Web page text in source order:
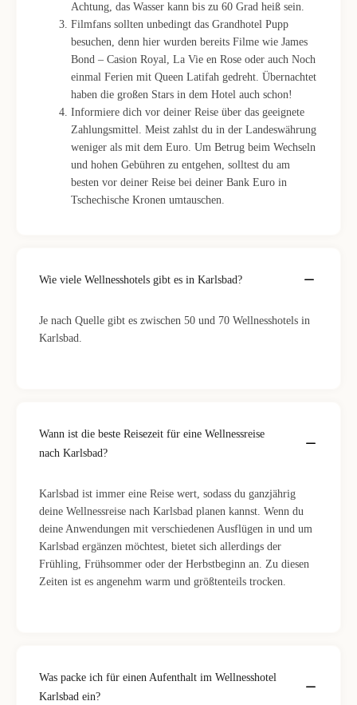
Achtung, das Wasser kann bis zu 60 Grad heiß sein.
Filmfans sollten unbedingt das Grandhotel Pupp
besuchen, denn hier wurden bereits Filme wie James
Bond – Casion Royal, La Vie en Rose oder auch Noch
einmal Ferien mit Queen Latifah gedreht. Übernachtet
haben die großen Stars in dem Hotel auch schon!
Informiere dich vor deiner Reise über das geeignete
Zahlungsmittel. Meist zahlst du in der Landeswährung
weniger als mit dem Euro. Um Betrug beim Wechseln
und hohen Gebühren zu entgehen, solltest du am
besten vor deiner Reise bei deiner Bank Euro in
Tschechische Kronen umtauschen.
Wie viele Wellnesshotels gibt es in Karlsbad?
Je nach Quelle gibt es zwischen 50 und 70 Wellnesshotels in
Karlsbad.
Wann ist die beste Reisezeit für eine Wellnessreise
nach Karlsbad?
Karlsbad ist immer eine Reise wert, sodass du ganzjährig
deine Wellnessreise nach Karlsbad planen kannst. Wenn du
deine Anwendungen mit verschiedenen Ausflügen in und um
Karlsbad ergänzen möchtest, bietet sich allerdings der
Frühling, Frühsommer oder der Herbstbeginn an. Zu diesen
Zeiten ist es angenehm warm und größtenteils trocken.
Was packe ich für einen Aufenthalt im Wellnesshotel
Karlsbad ein?